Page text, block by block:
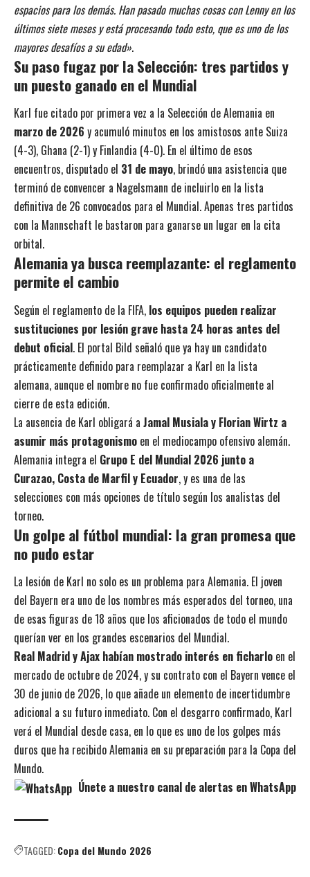
espacios para los demás. Han pasado muchas cosas con Lenny en los
últimos siete meses y está procesando todo esto, que es uno de los
mayores desafíos a su edad».
Su paso fugaz por la Selección: tres partidos y
un puesto ganado en el Mundial
Karl fue citado por primera vez a la Selección de Alemania en
marzo de 2026 y acumuló minutos en los amistosos ante Suiza
(4-3), Ghana (2-1) y Finlandia (4-0). En el último de esos
encuentros, disputado el 31 de mayo, brindó una asistencia que
terminó de convencer a Nagelsmann de incluirlo en la lista
definitiva de 26 convocados para el Mundial. Apenas tres partidos
con la Mannschaft le bastaron para ganarse un lugar en la cita
orbital.
Alemania ya busca reemplazante: el reglamento
permite el cambio
Según el reglamento de la FIFA, los equipos pueden realizar
sustituciones por lesión grave hasta 24 horas antes del
debut oficial. El portal Bild señaló que ya hay un candidato
prácticamente definido para reemplazar a Karl en la lista
alemana, aunque el nombre no fue confirmado oficialmente al
cierre de esta edición.
La ausencia de Karl obligará a Jamal Musiala y Florian Wirtz a
asumir más protagonismo en el mediocampo ofensivo alemán.
Alemania integra el Grupo E del Mundial 2026 junto a
Curazao, Costa de Marfil y Ecuador, y es una de las
selecciones con más opciones de título según los analistas del
torneo.
Un golpe al fútbol mundial: la gran promesa que
no pudo estar
La lesión de Karl no solo es un problema para Alemania. El joven
del Bayern era uno de los nombres más esperados del torneo, una
de esas figuras de 18 años que los aficionados de todo el mundo
querían ver en los grandes escenarios del Mundial.
Real Madrid y Ajax habían mostrado interés en ficharlo en el
mercado de octubre de 2024, y su contrato con el Bayern vence el
30 de junio de 2026, lo que añade un elemento de incertidumbre
adicional a su futuro inmediato. Con el desgarro confirmado, Karl
verá el Mundial desde casa, en lo que es uno de los golpes más
duros que ha recibido Alemania en su preparación para la Copa del
Mundo.
Únete a nuestro canal de alertas en WhatsApp
TAGGED:Copa del Mundo 2026